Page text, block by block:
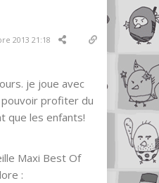
2013 21:18
je joue avec
profiter du
que les enfants!
Maxi Best Of
: